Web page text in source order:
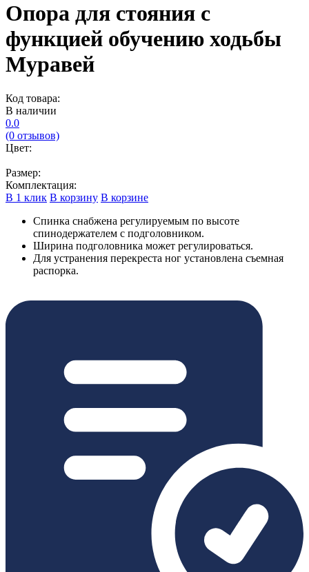
Опора для стояния с
функцией обучению ходьбы
Муравей
Код товара:
В наличии
0.0
(0 отзывов)
Цвет:
Размер:
Комплектация:
В 1 клик В корзину В корзине
Спинка снабжена регулируемым по высоте
спинодержателем с подголовником.
Ширина подголовника может регулироваться.
Для устранения перекреста ног установлена съемная
распорка.